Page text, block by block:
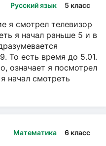
Русский язык 5 класс
я смотрел телевизор
я начал раньше 5 и в
То есть время до 5.01.
означает я посмотрел
начал смотреть
Математика 6 класс